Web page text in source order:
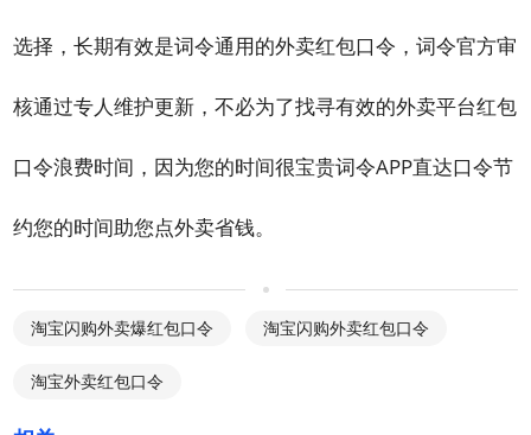
选择，长期有效是词令通用的外卖红包口令，词令官方审
核通过专人维护更新，不必为了找寻有效的外卖平台红包
口令浪费时间，因为您的时间很宝贵词令APP直达口令节
约您的时间助您点外卖省钱。
淘宝闪购外卖爆红包口令 淘宝闪购外卖红包口令
淘宝外卖红包口令